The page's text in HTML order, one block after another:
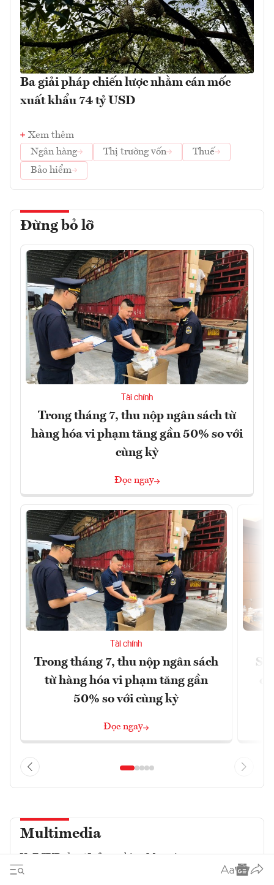
Ba giải pháp chiến lược nhằm cán mốc
xuất khẩu 74 tỷ USD
Xem thêm
Ngân hàng
Thị trường vốn
Thuế
Bảo hiểm
Đừng bỏ lỡ
Tài chính
Trong tháng 7, thu nộp ngân sách từ
hàng hóa vi phạm tăng gần 50% so với
cùng kỳ
Đọc ngay
Tài chính
Trong tháng 7, thu nộp ngân sách
từ hàng hóa vi phạm tăng gần
50% so với cùng kỳ
Đọc ngay
Multimedia
VnE TVPodcastInfographicseMagazine